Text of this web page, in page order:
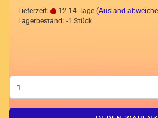
Lieferzeit: 12-14 Tage (Ausland
Lagerbestand: -1 Stück